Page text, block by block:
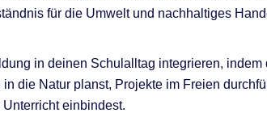
für die Umwelt und nachhaltiges
in deinen Schulalltag integrieren, indem
die Natur planst, Projekte im Freien
einbindest.